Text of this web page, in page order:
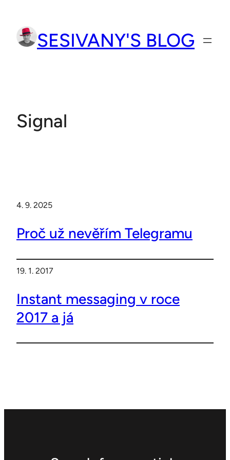
obsah
SESIVANY'S BLOG
Signal
4. 9. 2025
Proč už nevěřím Telegramu
19. 1. 2017
Instant messaging v roce
2017 a já